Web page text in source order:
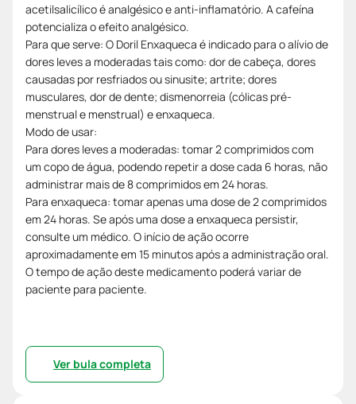
acetilsalicílico é analgésico e anti-inflamatório. A cafeína
potencializa o efeito analgésico.
Para que serve: O Doril Enxaqueca é indicado para o alívio de
dores leves a moderadas tais como: dor de cabeça, dores
causadas por resfriados ou sinusite; artrite; dores
musculares, dor de dente; dismenorreia (cólicas pré-
menstrual e menstrual) e enxaqueca.
Modo de usar:
Para dores leves a moderadas: tomar 2 comprimidos com
um copo de água, podendo repetir a dose cada 6 horas, não
administrar mais de 8 comprimidos em 24 horas.
Para enxaqueca: tomar apenas uma dose de 2 comprimidos
em 24 horas. Se após uma dose a enxaqueca persistir,
consulte um médico. O início de ação ocorre
aproximadamente em 15 minutos após a administração oral.
O tempo de ação deste medicamento poderá variar de
paciente para paciente.
Ver bula completa